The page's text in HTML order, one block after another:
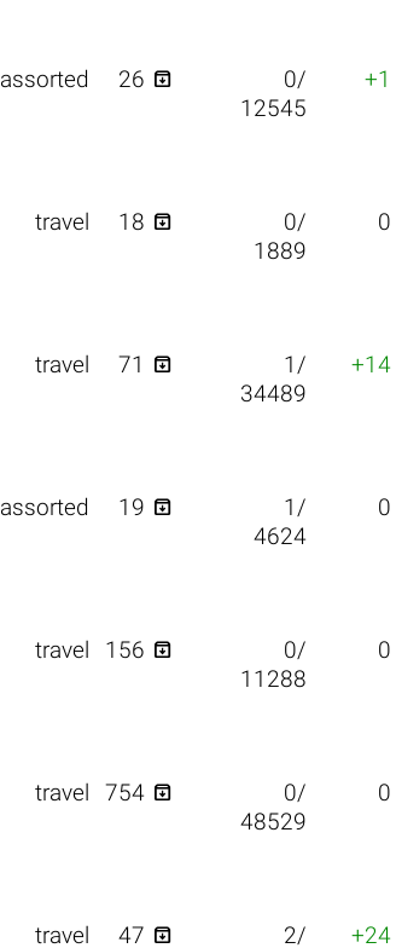
assorted 26 
0/
12545
+1
travel 18 
0/
1889
0
travel 71 
1/
34489
+14
assorted 19 
1/
4624
0
travel 156 
0/
11288
0
travel 754 
0/
48529
0
travel 47  2/ +24